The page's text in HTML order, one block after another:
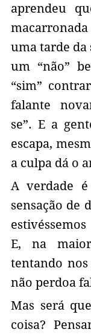
aprendeu
uma tarde da
um “não”
“sim”
falante
se”. E a
escapa,
a culpa dá o
A verdade
sensação de
E, na
tentando
não perdoa
Mas será
coisa?